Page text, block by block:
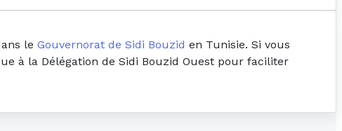
le Gouvernorat de Sidi Bouzid en Tunisie. Si vous
à la Délégation de Sidi Bouzid Ouest pour faciliter